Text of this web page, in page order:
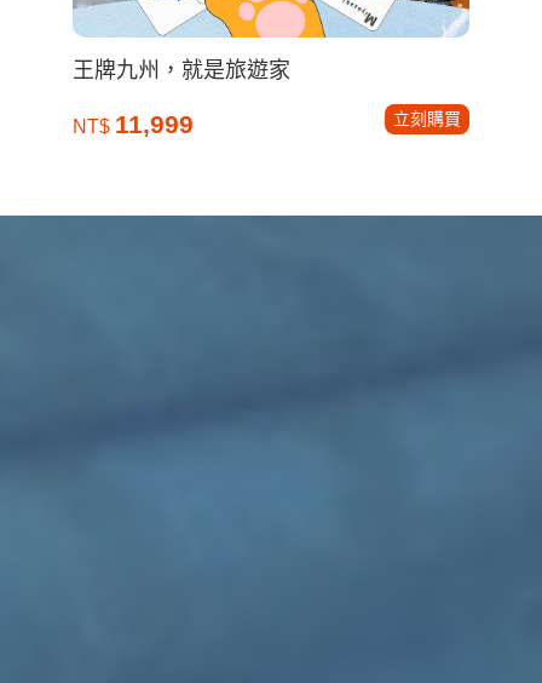
王牌九州，就是旅遊家
NT$ 11,999 立刻購買